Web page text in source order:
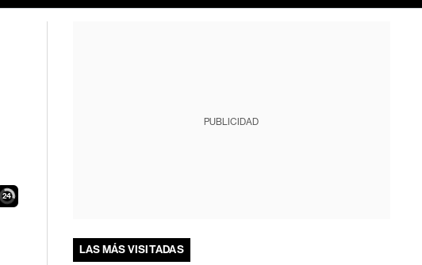
23
PUBLICIDAD
LAS MÁS VISITADAS